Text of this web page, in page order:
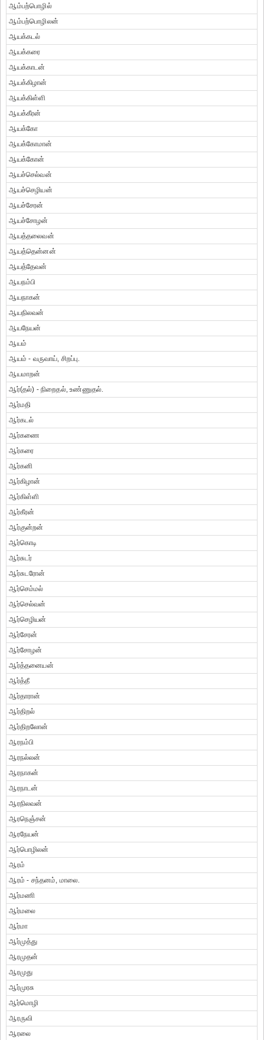
ஆம்பற்பொழில்
ஆம்பற்பொழிலன்
ஆயக்கடல்
ஆயக்கரை
ஆயக்காடன்
ஆயக்கிழான்
ஆயக்கிள்ளி
ஆயக்கீரன்
ஆயக்கோ
ஆயக்கோமான்
ஆயக்கோன்
ஆயச்செல்வன்
ஆயச்செழியன்
ஆயச்சேரன்
ஆயச்சோழன்
ஆயத்தலைவன்
ஆயத்தென்னன்
ஆயத்தேவன்
ஆயநம்பி
ஆயநாகன்
ஆயநிலவன்
ஆயநேயன்
ஆயம்
ஆயம் - வருவாய், சிறப்பு.
ஆயமாறன்
ஆர்(தல்) - நிறைதல், உண்ணுதல்.
ஆர்மதி
ஆர்கடல்
ஆர்கணை
ஆர்கரை
ஆர்கனி
ஆர்கிழான்
ஆர்கிள்ளி
ஆர்கீரன்
ஆர்குன்றன்
ஆர்கொடி
ஆர்சுடர்
ஆர்சுடரோன்
ஆர்செம்மல்
ஆர்செல்வன்
ஆர்செழியன்
ஆர்சேரன்
ஆர்சோழன்
ஆர்த்தனையன்
ஆர்த்தீ
ஆர்தாரான்
ஆர்திறல்
ஆர்திறலோன்
ஆரநம்பி
ஆரநல்லன்
ஆரநாகன்
ஆரநாடன்
ஆரநிலவன்
ஆரநெஞ்சன்
ஆரநேயன்
ஆர்பொழிலன்
ஆரம்
ஆரம் - சந்தனம், மாலை.
ஆர்மணி
ஆர்மலை
ஆர்மா
ஆர்முத்து
ஆரமுதன்
ஆரமுது
ஆர்முரசு
ஆர்மொழி
ஆரருவி
ஆரலை